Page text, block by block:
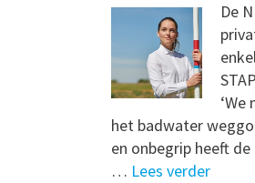
De
het badwater
en onbegrip heeft
… Lees verder